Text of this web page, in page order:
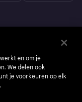
en om je
We delen ook
je voorkeuren op elk